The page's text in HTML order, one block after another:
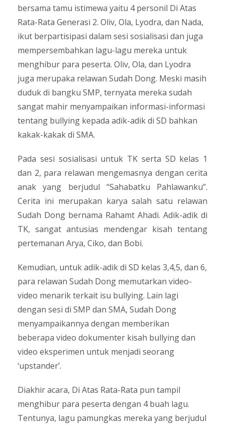
bersama tamu istimewa yaitu 4 personil Di Atas
Rata-Rata Generasi 2. Oliv, Ola, Lyodra, dan Nada,
ikut berpartisipasi dalam sesi sosialisasi dan juga
mempersembahkan lagu-lagu mereka untuk
menghibur para peserta. Oliv, Ola, dan Lyodra
juga merupaka relawan Sudah Dong. Meski masih
duduk di bangku SMP, ternyata mereka sudah
sangat mahir menyampaikan informasi-informasi
tentang bullying kepada adik-adik di SD bahkan
kakak-kakak di SMA.
Pada sesi sosialisasi untuk TK serta SD kelas 1
dan 2, para relawan mengemasnya dengan cerita
anak yang berjudul “Sahabatku Pahlawanku”.
Cerita ini merupakan karya salah satu relawan
Sudah Dong bernama Rahamt Ahadi. Adik-adik di
TK, sangat antusias mendengar kisah tentang
pertemanan Arya, Ciko, dan Bobi.
Kemudian, untuk adik-adik di SD kelas 3,4,5, dan 6,
para relawan Sudah Dong memutarkan video-
video menarik terkait isu bullying. Lain lagi
dengan sesi di SMP dan SMA, Sudah Dong
menyampaikannya dengan memberikan
beberapa video dokumenter kisah bullying dan
video eksperimen untuk menjadi seorang
‘upstander’.
Diakhir acara, Di Atas Rata-Rata pun tampil
menghibur para peserta dengan 4 buah lagu.
Tentunya, lagu pamungkas mereka yang berjudul